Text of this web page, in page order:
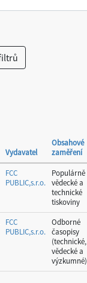
Vydavatel
Obsahové
zaměření
FCC
PUBLIC,s.r.o.
Populárně
vědecké a
technické
tiskoviny
FCC
PUBLIC,s.r.o.
Odborné
časopisy
(technické,
vědecké a
výzkumné)